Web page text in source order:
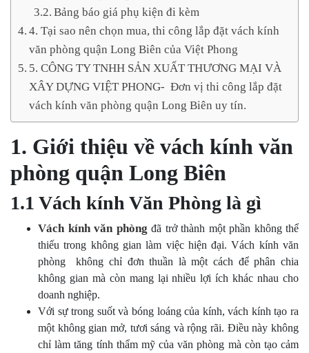
Bảng báo giá phụ kiện đi kèm
4. Tại sao nên chọn mua, thi công lắp đặt vách kính
văn phòng quận Long Biên của Việt Phong
5. CÔNG TY TNHH SẢN XUẤT THƯƠNG MẠI VÀ
XÂY DỰNG VIỆT PHONG- Đơn vị thi công lắp đặt
vách kính văn phòng quận Long Biên uy tín.
1. Giới thiệu về vách kính văn
phòng quận Long Biên
1.1 Vách kính Văn Phòng là gì
Vách kính văn phòng đã trở thành một phần không thể
thiếu trong không gian làm việc hiện đại. Vách kính văn
phòng không chỉ đơn thuần là một cách để phân chia
không gian mà còn mang lại nhiều lợi ích khác nhau cho
doanh nghiệp.
Với sự trong suốt và bóng loáng của kính, vách kính tạo ra
một không gian mở, tươi sáng và rộng rãi. Điều này không
chỉ làm tăng tính thẩm mỹ của văn phòng mà còn tạo cảm